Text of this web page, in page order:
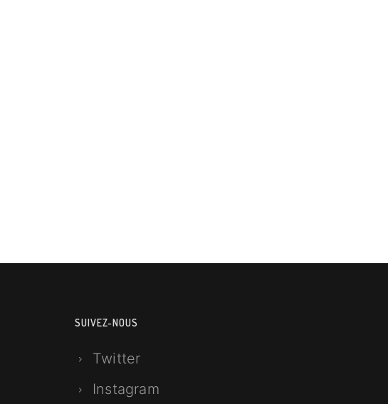
SUIVEZ-NOUS
Twitter
Instagram